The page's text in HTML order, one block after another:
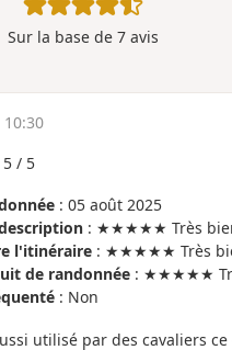
Sur la base de 7avis
5/ 5
: 05 août 2025
: ★★★★★ Très
l'itinéraire: ★★★★★ Très
de randonnée: ★★★★★
: Non
utilisé par des cavaliers